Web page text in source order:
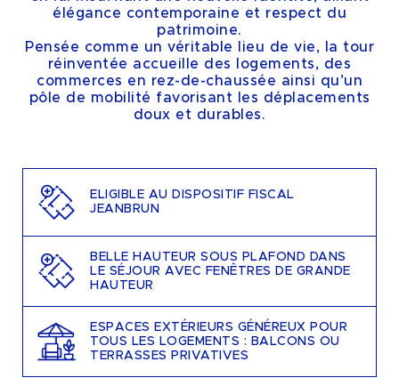
élégance contemporaine et respect du
patrimoine.
Pensée comme un véritable lieu de vie, la tour
réinventée accueille des logements, des
commerces en rez-de-chaussée ainsi qu’un
pôle de mobilité favorisant les déplacements
doux et durables.
ELIGIBLE AU DISPOSITIF FISCAL
JEANBRUN
BELLE HAUTEUR SOUS PLAFOND DANS
LE SÉJOUR AVEC FENÊTRES DE GRANDE
HAUTEUR
ESPACES EXTÉRIEURS GÉNÉREUX POUR
TOUS LES LOGEMENTS : BALCONS OU
TERRASSES PRIVATIVES